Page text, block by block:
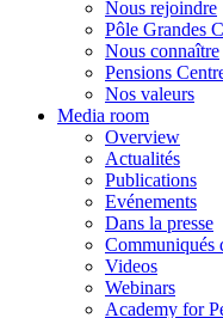
Nous rejoindre
Pôle Grandes
Nous connaître
Pensions
Nos valeurs
Media room
Overview
Actualités
Publications
Evénements
Dans la presse
Communiqués
Videos
Webinars
Academy for